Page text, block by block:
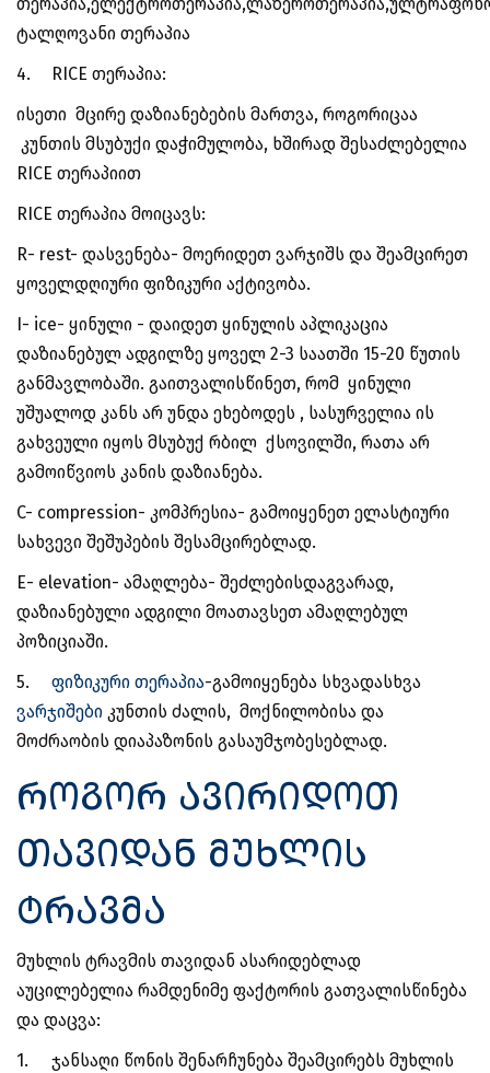
ტალღოვანი თერაპია
4.
RICE თერაპია:
ისეთი მცირე დაზიანებების მართვა, როგორიცაა
კუნთის მსუბუქი დაჭიმულობა, ხშირად შესაძლებელია
RICE თერაპიით
RICE თერაპია მოიცავს:
R- rest- დასვენება- მოერიდეთ ვარჯიშს და შეამცირეთ
ყოველდღიური ფიზიკური აქტივობა.
I- ice- ყინული - დაიდეთ ყინულის აპლიკაცია
დაზიანებულ ადგილზე ყოველ 2-3 საათში 15-20 წუთის
განმავლობაში. გაითვალისწინეთ, რომ ყინული
უშუალოდ კანს არ უნდა ეხებოდეს , სასურველია ის
გახვეული იყოს მსუბუქ რბილ ქსოვილში, რათა არ
გამოიწვიოს კანის დაზიანება.
C- compression- კომპრესია- გამოიყენეთ ელასტიური
სახვევი შეშუპების შესამცირებლად.
E- elevation- ამაღლება- შეძლებისდაგვარად,
დაზიანებული ადგილი მოათავსეთ ამაღლებულ
პოზიციაში.
5.
ფიზიკური თერაპია-გამოიყენება სხვადასხვა
ვარჯიშები კუნთის ძალის, მოქნილობისა და
მოძრაობის დიაპაზონის გასაუმჯობესებლად.
როგორ ავირიდოთ
თავიდან მუხლის
ტრავმა
მუხლის ტრავმის თავიდან ასარიდებლად
აუცილებელია რამდენიმე ფაქტორის გათვალისწინება
და დაცვა:
1.
ჯანსაღი წონის შენარჩუნება შეამცირებს მუხლის